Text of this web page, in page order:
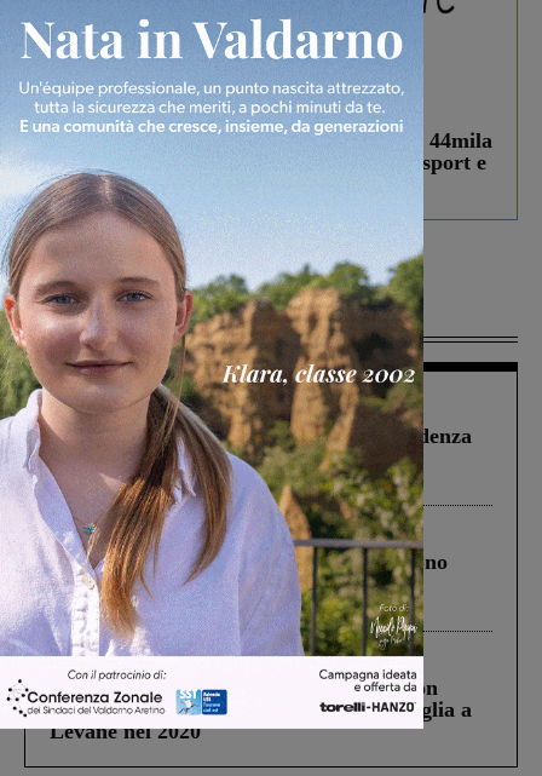
In vetrina 3 Agosto 2026
Estra Notizie agosto: Smart Cities, oltre 44mila
studenti coinvolti, torna il bando per lo sport e
debutta il podcast Estrair
Più lette
Figline Incisa Valdarno 1 Agosto 2026
Piscina di Figline finanziata oltre la scadenza
Pnrr, il gruppo di Fratelli d’Italia: “Un
ringraziamento al Governo”
Cronaca 4 Agosto 2026
Un anno fa la strage in A1 in cui morirono
Gianni, Giulia e Franco. Lo schianto, il
processo, lo stop ai sorpassi fra tir....
Cronaca 3 Agosto 2026
Scomparso da una struttura di Castiglion
Fiorentino l’uomo che aveva ucciso la figlia a
Levane nel 2020